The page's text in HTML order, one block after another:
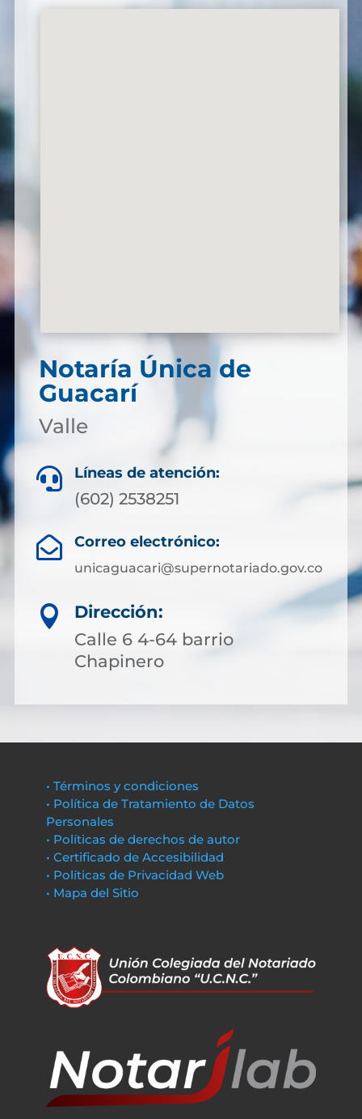
Notaría Única de
Guacarí
Valle
 Líneas de atención:
(602) 2538251
 Correo electrónico:
unicaguacari@supernotariado.gov.co

Dirección:
Calle 6 4-64 barrio
Chapinero
• Términos y condiciones
• Política de Tratamiento de Datos
Personales
• Políticas de derechos de autor
• Certificado de Accesibilidad
• Políticas de Privacidad Web
• Mapa del Sitio